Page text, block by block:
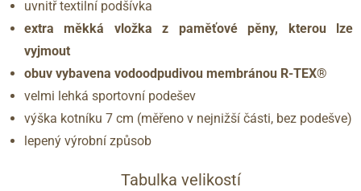
uvnitř textilní podšívka
extra měkká vložka z paměťové pěny, kterou lze
vyjmout
obuv vybavena vodoodpudivou membránou R-TEX®
velmi lehká sportovní podešev
výška kotníku 7 cm (měřeno v nejnižší části, bez podešve)
lepený výrobní způsob
Tabulka velikostí